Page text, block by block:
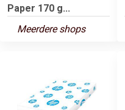
Paper 170 g...
Meerdere shops